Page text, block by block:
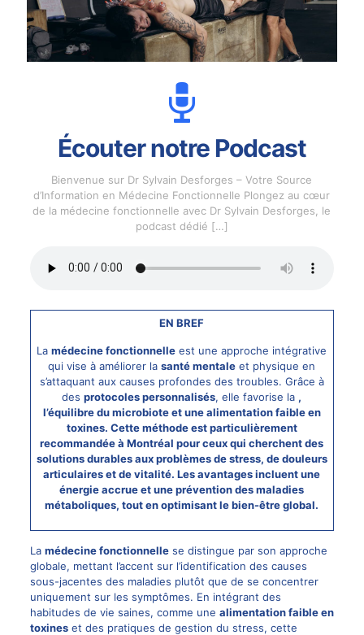
Écouter notre Podcast
Bienvenue sur Dr Sylvain Desforges – Votre Source
d’Information en Médecine Fonctionnelle Plongez au cœur
de la médecine fonctionnelle avec Dr Sylvain Desforges, le
podcast dédié […]
EN BREF
Lamédecine fonctionnelle est une approche intégrative
qui vise à améliorer lasanté mentale et physique en
s’attaquant aux causes profondes des troubles. Grâce à
desprotocoles personnalisés, elle favorise la ,
l’équilibre dumicrobioteet une alimentation faible en
toxines. Cette méthode est particulièrement
recommandée àMontréal pour ceux qui cherchent des
solutions durables aux problèmes destress, dedouleurs
articulaireset devitalité. Les avantages incluent une
énergieaccrue et unepréventiondes maladies
métaboliques, tout en optimisant le bien-être global.
La médecine fonctionnellese distingue par son approche
globale, mettant l’accent sur l’identification des causes
sous-jacentes des maladies plutôt que de se concentrer
uniquement sur les symptômes. En intégrant des
habitudes de vie saines, comme une alimentation faible en
toxineset des pratiques de gestion du stress, cette